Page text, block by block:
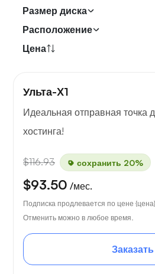
Размер диска
Расположение
Цена
Ульта-X1
Идеальная отправная точка
хостинга!
$116.93 сохранить 20%
$93.50 /мес.
Подписка продлевается по цене
Отменить можно в любое время.
Заказать